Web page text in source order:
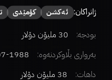
ژانراکان: ئەكشن كۆمێدی
بودجە:
30 ملیۆن دۆلار
بەرواری بڵاوکردنەوە:
1988-07-20
داهات:
38 ملیۆن دۆلار